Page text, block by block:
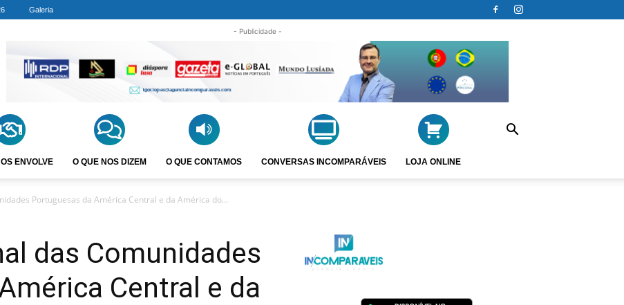
Galeria
- Publicidade -
ENVOLVE O QUE NOS DIZEM O QUE CONTAMOS CONVERSAS INCOMPARÁVEIS LOJA ONLINE
Portuguesas da América Central e da América do...
das Comunidades
Central e da